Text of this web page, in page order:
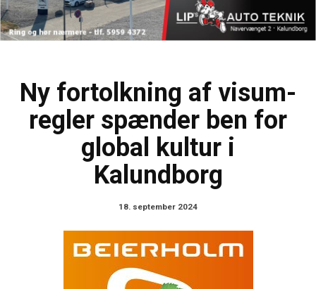
Ny fortolkning af visum-
regler spænder ben for
global kultur i
Kalundborg
18. september 2024